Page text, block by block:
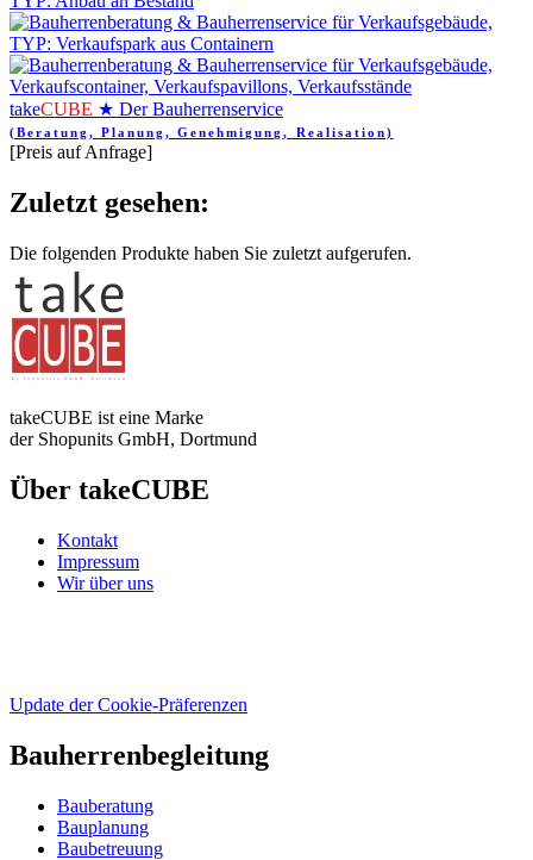
takeCUBE ★ Der Bauherrenservice
(Beratung, Planung, Genehmigung, Realisation)
[Preis auf Anfrage]
Zuletzt gesehen:
Die folgenden Produkte haben Sie zuletzt aufgerufen.
takeCUBE ist eine Marke
der Shopunits GmbH, Dortmund
Über takeCUBE
Kontakt
Impressum
Wir über uns
Update der Cookie-Präferenzen
Bauherrenbegleitung
Bauberatung
Bauplanung
Baubetreuung